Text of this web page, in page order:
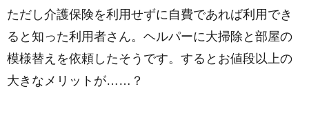
ただし介護保険を利用せずに自費であれば利用でき
ると知った利用者さん。ヘルパーに大掃除と部屋の
模様替えを依頼したそうです。するとお値段以上の
大きなメリットが……？